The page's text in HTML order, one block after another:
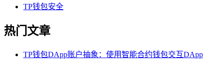
TP钱包安全
热门文章
TP钱包DApp账户抽象：使用智能合约钱包交互DApp